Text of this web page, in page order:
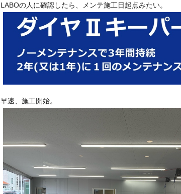
LABOの人に確認したら、メンテ施工日起点みたい。
早速、施工開始。